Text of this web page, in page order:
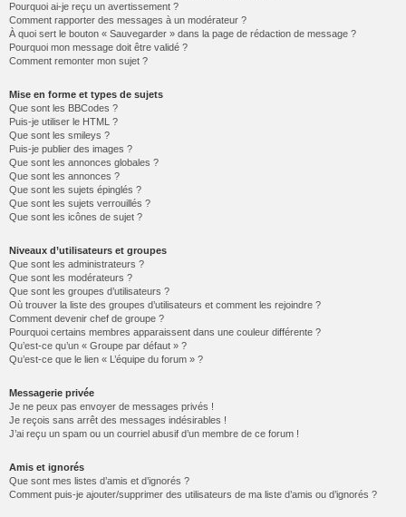
Pourquoi ai-je reçu un avertissement ?
Comment rapporter des messages à un modérateur ?
À quoi sert le bouton « Sauvegarder » dans la page de rédaction de message ?
Pourquoi mon message doit être validé ?
Comment remonter mon sujet ?
Mise en forme et types de sujets
Que sont les BBCodes ?
Puis-je utiliser le HTML ?
Que sont les smileys ?
Puis-je publier des images ?
Que sont les annonces globales ?
Que sont les annonces ?
Que sont les sujets épinglés ?
Que sont les sujets verrouillés ?
Que sont les icônes de sujet ?
Niveaux d’utilisateurs et groupes
Que sont les administrateurs ?
Que sont les modérateurs ?
Que sont les groupes d’utilisateurs ?
Où trouver la liste des groupes d’utilisateurs et comment les rejoindre ?
Comment devenir chef de groupe ?
Pourquoi certains membres apparaissent dans une couleur différente ?
Qu’est-ce qu’un « Groupe par défaut » ?
Qu’est-ce que le lien « L’équipe du forum » ?
Messagerie privée
Je ne peux pas envoyer de messages privés !
Je reçois sans arrêt des messages indésirables !
J’ai reçu un spam ou un courriel abusif d’un membre de ce forum !
Amis et ignorés
Que sont mes listes d’amis et d’ignorés ?
Comment puis-je ajouter/supprimer des utilisateurs de ma liste d’amis ou d’ignorés ?